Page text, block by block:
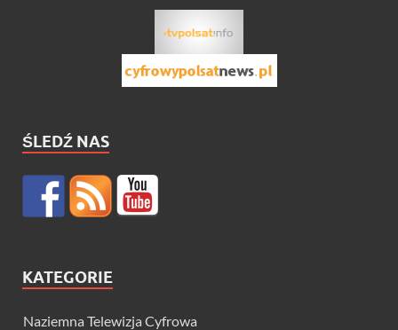
ŚLEDŹ NAS
KATEGORIE
Naziemna Telewizja Cyfrowa